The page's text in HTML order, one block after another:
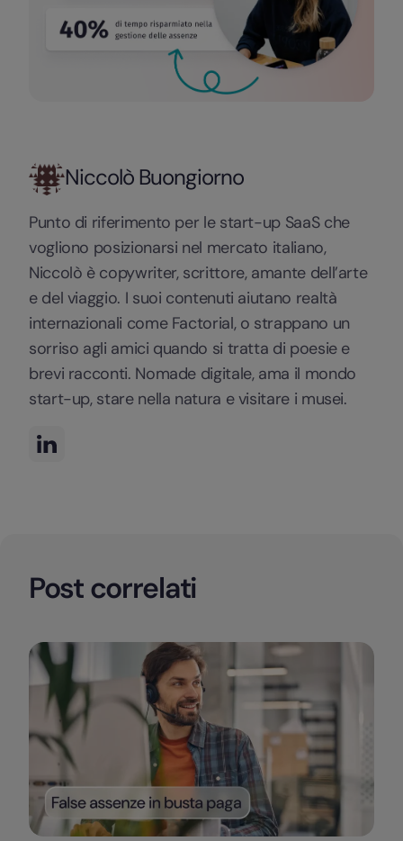
Niccolò Buongiorno
Punto di riferimento per le start-up SaaS che
vogliono posizionarsi nel mercato italiano,
Niccolò è copywriter, scrittore, amante dell’arte
e del viaggio. I suoi contenuti aiutano realtà
internazionali come Factorial, o strappano un
sorriso agli amici quando si tratta di poesie e
brevi racconti. Nomade digitale, ama il mondo
start-up, stare nella natura e visitare i musei.
Post correlati